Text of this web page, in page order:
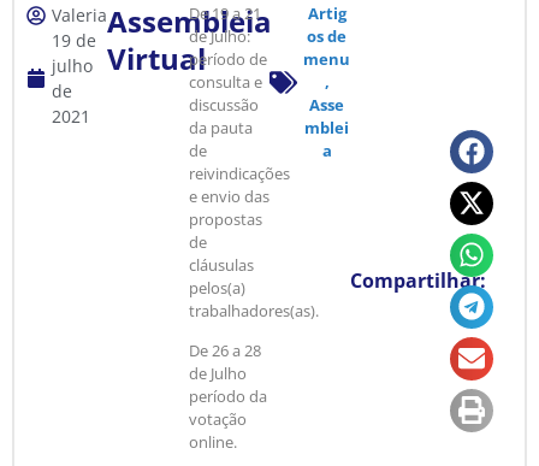
Valeria
19 de
julho
de
2021
Assembleia
Virtual
De 19 a 21
de Julho:
período de
consulta e
discussão
da pauta
de
reivindicações
e envio das
propostas
de
cláusulas
pelos(a)
trabalhadores(as).
De 26 a 28
de Julho
período da
votação
online.
Artig
os de
menu
,
Asse
mblei
a
Compartilhar: